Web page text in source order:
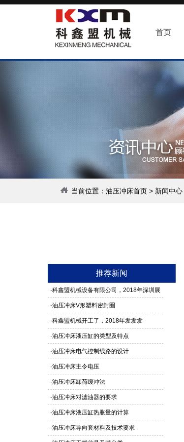
首页
当前位置： 油压冲床首页 > 新闻中心
推荐新闻
·科鑫盟机械设备有限公司，2018年深圳展
馆3G24号，欢迎新老客户莅临参观
·油压冲床V形塑料密封圈
·科鑫盟机械开工了，2018年发发发
·油压冲床液压缸的类型及特点
·油压冲床电气控制线路的设计
·油压冲床主令电压
·油压冲床卸荷缓冲法
·油压冲床对滤油器的要求
·油压冲床液压缸热胀量的计算
·油压冲床导向套材料及技术要求